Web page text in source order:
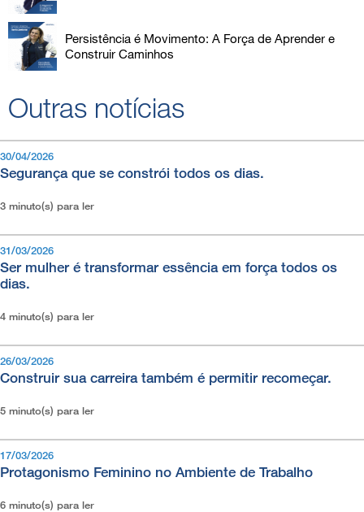
Persistência é Movimento: A Força de Aprender e
Construir Caminhos
Outras notícias
30/04/2026
Segurança que se constrói todos os dias.
3 minuto(s) para ler
31/03/2026
Ser mulher é transformar essência em força todos os
dias.
4 minuto(s) para ler
26/03/2026
Construir sua carreira também é permitir recomeçar.
5 minuto(s) para ler
17/03/2026
Protagonismo Feminino no Ambiente de Trabalho
6 minuto(s) para ler